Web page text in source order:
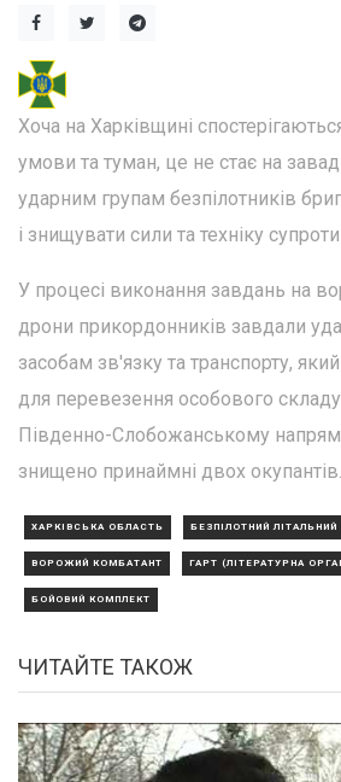
Хоча на Харківщині
умови та туман, це не стає на
ударним групам безпілотників
і знищувати сили та техніку
У процесі виконання завдань на
дрони прикордонників завдали
засобам зв'язку та транспорту,
для перевезення особового складу
Південно-Слобожанському
знищено принаймні двох окупантів.
ХАРКІВСЬКА ОБЛАСТЬ БЕЗПІЛОТНИЙ ЛІТАЛЬНИЙ
ВОРОЖИЙ КОМБАТАНТ ГАРТ (ЛІТЕРАТУРНА
БОЙОВИЙ КОМПЛЕКТ
ЧИТАЙТЕ ТАКОЖ